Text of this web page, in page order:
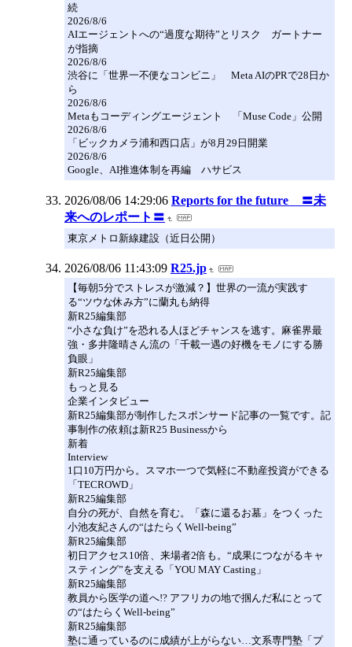
続
2026/8/6
AIエージェントへの“過度な期待”とリスク ガートナー
が指摘
2026/8/6
渋谷に「世界一不便なコンビニ」 Meta AIのPRで28日か
ら
2026/8/6
Metaもコーディングエージェント 「Muse Code」公開
2026/8/6
「ビックカメラ浦和西口店」が8月29日開業
2026/8/6
Google、AI推進体制を再編 ハサビス
2026/08/06 14:29:06 Reports for the future 〓未
来へのレポート〓
東京メトロ新線建設（近日公開）
2026/08/06 11:43:09 R25.jp
【毎朝5分でストレスが激減？】世界の一流が実践す
る“ツウな休み方”に蘭丸も納得
新R25編集部
“小さな負け”を恐れる人ほどチャンスを逃す。麻雀界最
強・多井隆晴さん流の「千載一遇の好機をモノにする勝
負眼」
新R25編集部
もっと見る
企業インタビュー
新R25編集部が制作したスポンサード記事の一覧です。記
事制作の依頼は新R25 Businessから
新着
Interview
1口10万円から。スマホ一つで気軽に不動産投資ができる
「TECROWD」
新R25編集部
自分の死が、自然を育む。「森に還るお墓」をつくった
小池友紀さんの“はたらくWell-being”
新R25編集部
初日アクセス10倍、来場者2倍も。“成果につながるキャ
スティング”を支える「YOU MAY Casting」
新R25編集部
教員から医学の道へ!? アフリカの地で掴んだ私にとって
の“はたらくWell-being”
新R25編集部
塾に通っているのに成績が上がらない…文系専門塾「プ